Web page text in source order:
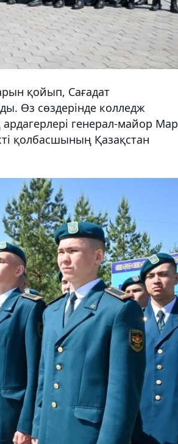
қойып, Сағадат
Өз сөздерінде колледж
генерал-майор
қолбасшының Қазақстан